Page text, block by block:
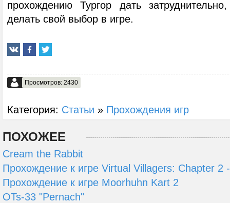
прохождению Тургор дать
делать свой выбор в игре.
Просмотров: 2430
Категория: Статьи » Прохождения игр
ПОХОЖЕЕ
Cream the Rabbit
Прохождение к игре Virtual Villagers: Chapter 2
Прохождение к игре Moorhuhn Kart 2
OTs-33 "Pernach"